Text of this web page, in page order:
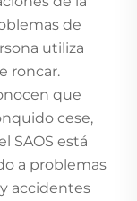
de
utiliza
roncar.
que
cese,
SAOS está
a problemas
accidentes